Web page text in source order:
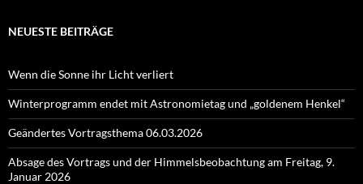
NEUESTE BEITRÄGE
Wenn die Sonne ihr Licht verliert
Winterprogramm endet mit Astronomietag und „goldenem Henkel“
Geändertes Vortragsthema 06.03.2026
Absage des Vortrags und der Himmelsbeobachtung am Freitag, 9.
Januar 2026